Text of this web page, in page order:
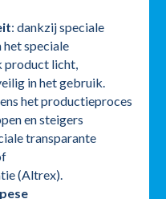
: dankzij speciale
het speciale
product licht,
in het gebruik.
het productieproces
en steigers
transparante
(Altrex).